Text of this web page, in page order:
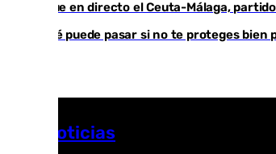
Sigue en directo el Ceuta-Málaga,
¿Qué puede pasar si no te proteges
Más noticias